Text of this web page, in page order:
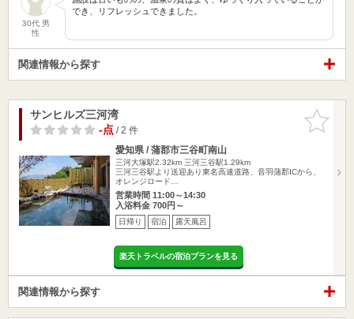
30代 男
性
でき、リフレッシュできました。
関連情報から探す
お気に入
りに追加
サンヒルズ三河湾
-点/ 2 件
愛知県 / 蒲郡市三谷町南山
三河大塚駅2.32km 三河三谷駅1.29km
三河三谷駅より送迎あり東名高速道路、音羽蒲郡ICから、
オレンジロード…
営業時間 11:00～14:30
入浴料金 700円～
日帰り 宿泊 露天風呂
楽天トラベルの宿泊プランを見る
関連情報から探す